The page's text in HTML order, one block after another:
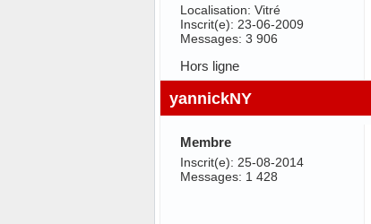
Localisation: Vitré
Inscrit(e): 23-06-2009
Messages: 3 906
Hors ligne
yannickNY
Membre
Inscrit(e): 25-08-2014
Messages: 1 428